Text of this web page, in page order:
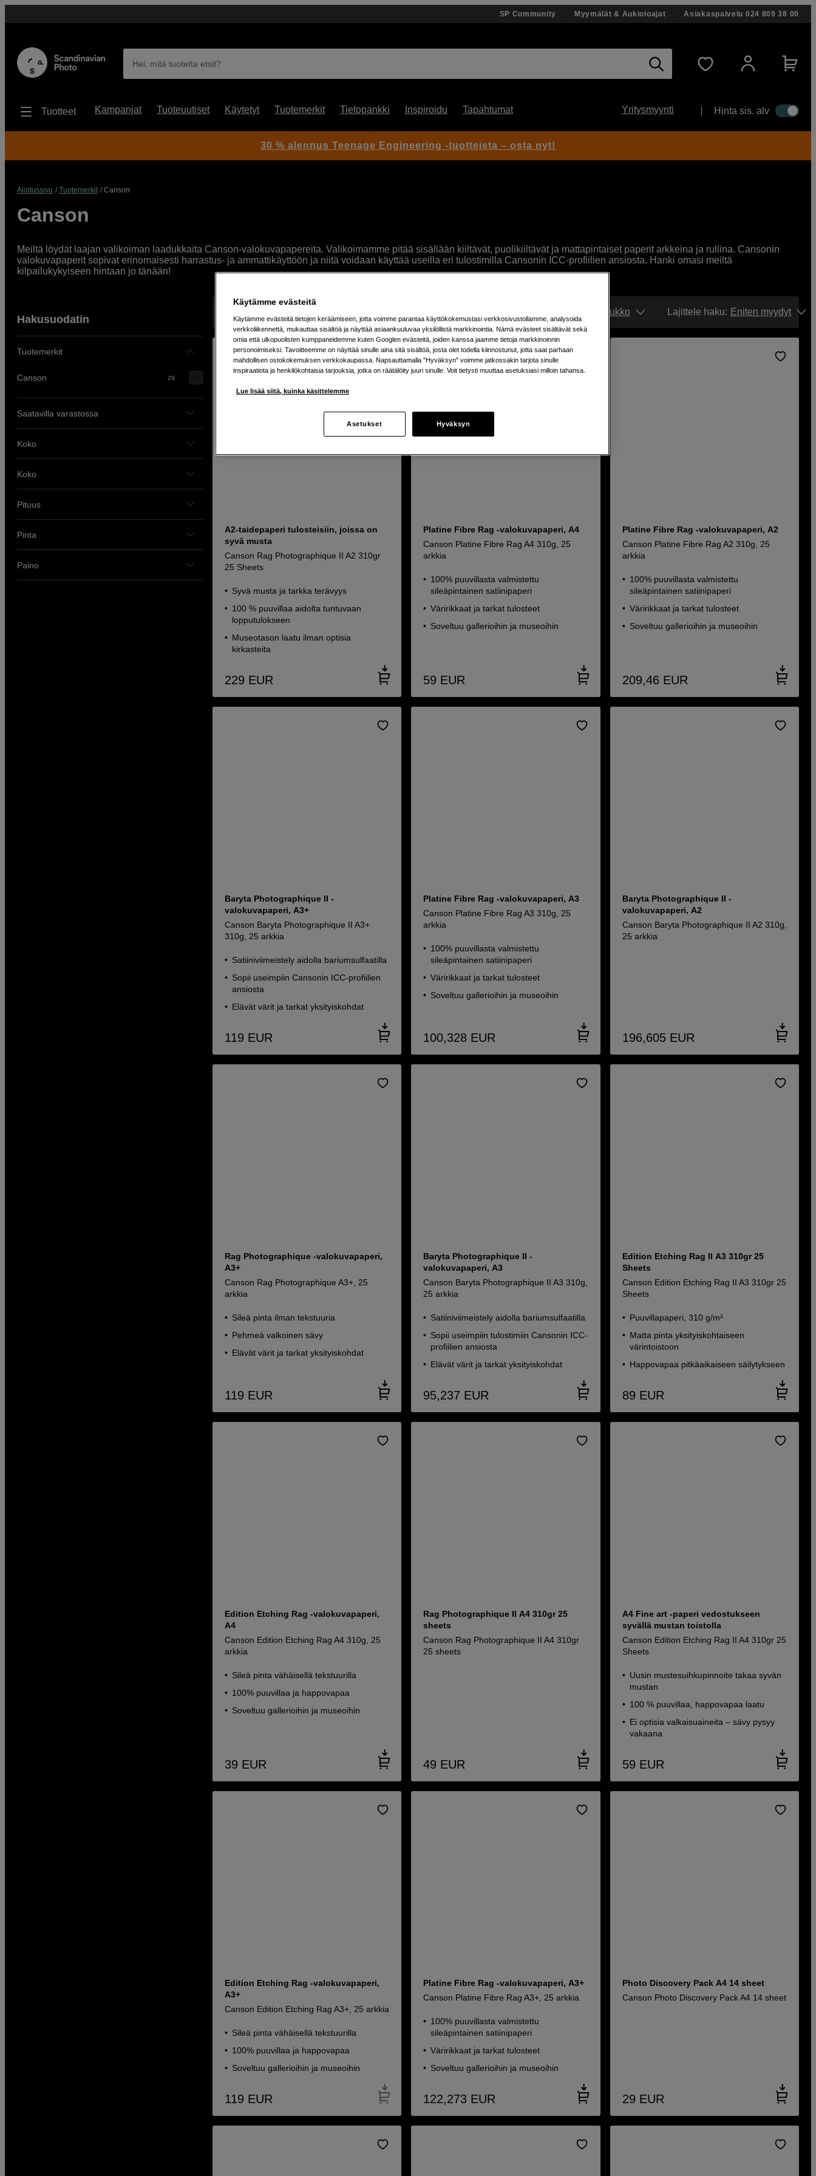
SP Community Myymälät & Aukioloajat Asiakaspalvelu 024 809 38 00
Hei, mitä tuotetta etsit?
Tuotteet Kampanjat Tuoteuutiset Käytetyt Tuotemerkit Tietopankki Inspiroidu Tapahtumat Yritysmyynti Hinta sis. alv
Aloitussivu Tuotemerkit Canson
Canson
Meiltä löydät laajan valikoiman laadukkaita Canson-valokuvapapereita. Valikoimamme pitää sisällään kiiltävät, puolikiiltävät ja mattapintaiset paperit arkkeina ja rullina. Cansonin
valokuvapaperit sopivat erinomaisesti harrastus- ja ammattikäyttöön ja niitä voidaan käyttää useilla eri tulostimilla Cansonin ICC-profiilien ansiosta. Hanki omasi meiltä
kilpailukykyiseen hintaan jo tänään!
Hakusuodatin
Tuotemerkit
Canson 29
Saatavilla varastossa
Koko
Koko
Pituus
Pinta
Paino
Ruudukko Lajittele haku: Eniten myydyt
A2-taidepaperi tulosteisiin, joissa on
syvä musta
Canson Rag Photographique II A2 310gr
25 Sheets
Syvä musta ja tarkka terävyys
100 % puuvillaa aidolta tuntuvaan
lopputulokseen
Museotason laatu ilman optisia
kirkasteita
229 EUR
Platine Fibre Rag -valokuvapaperi, A4
Canson Platine Fibre Rag A4 310g, 25
arkkia
100% puuvillasta valmistettu
sileäpintainen satiinipaperi
Väririkkaat ja tarkat tulosteet
Soveltuu gallerioihin ja museoihin
59 EUR
Platine Fibre Rag -valokuvapaperi, A2
Canson Platine Fibre Rag A2 310g, 25
arkkia
100% puuvillasta valmistettu
sileäpintainen satiinipaperi
Väririkkaat ja tarkat tulosteet
Soveltuu gallerioihin ja museoihin
209,46 EUR
Baryta Photographique II -
valokuvapaperi, A3+
Canson Baryta Photographique II A3+
310g, 25 arkkia
Satiiniviimeistely aidolla bariumsulfaatilla
Sopii useimpiin Cansonin ICC-profiilien
ansiosta
Elävät värit ja tarkat yksityiskohdat
119 EUR
Platine Fibre Rag -valokuvapaperi, A3
Canson Platine Fibre Rag A3 310g, 25
arkkia
100% puuvillasta valmistettu
sileäpintainen satiinipaperi
Väririkkaat ja tarkat tulosteet
Soveltuu gallerioihin ja museoihin
100,328 EUR
Baryta Photographique II -
valokuvapaperi, A2
Canson Baryta Photographique II A2 310g,
25 arkkia
196,605 EUR
Rag Photographique -valokuvapaperi,
A3+
Canson Rag Photographique A3+, 25
arkkia
Sileä pinta ilman tekstuuria
Pehmeä valkoinen sävy
Elävät värit ja tarkat yksityiskohdat
119 EUR
Baryta Photographique II -
valokuvapaperi, A3
Canson Baryta Photographique II A3 310g,
25 arkkia
Satiiniviimeistely aidolla bariumsulfaatilla
Sopii useimpiin tulostimiin Cansonin ICC-
profiilien ansiosta
Elävät värit ja tarkat yksityiskohdat
95,237 EUR
Edition Etching Rag II A3 310gr 25
Sheets
Canson Edition Etching Rag II A3 310gr 25
Sheets
Puuvillapaperi, 310 g/m²
Matta pinta yksityiskohtaiseen
värintoistoon
Happovapaa pitkäaikaiseen säilytykseen
89 EUR
Edition Etching Rag -valokuvapaperi,
A4
Canson Edition Etching Rag A4 310g, 25
arkkia
Sileä pinta vähäisellä tekstuurilla
100% puuvillaa ja happovapaa
Soveltuu gallerioihin ja museoihin
39 EUR
Rag Photographique II A4 310gr 25
sheets
Canson Rag Photographique II A4 310gr
25 sheets
49 EUR
A4 Fine art -paperi vedostukseen
syvällä mustan toistolla
Canson Edition Etching Rag II A4 310gr 25
Sheets
Uusin mustesuihkupinnoite takaa syvän
mustan
100 % puuvillaa, happovapaa laatu
Ei optisia valkaisuaineita – sävy pysyy
vakaana
59 EUR
Edition Etching Rag -valokuvapaperi,
A3+
Canson Edition Etching Rag A3+, 25 arkkia
Sileä pinta vähäisellä tekstuurilla
100% puuvillaa ja happovapaa
Soveltuu gallerioihin ja museoihin
119 EUR
Platine Fibre Rag -valokuvapaperi, A3+
Canson Platine Fibre Rag A3+, 25 arkkia
100% puuvillasta valmistettu
sileäpintainen satiinipaperi
Väririkkaat ja tarkat tulosteet
Soveltuu gallerioihin ja museoihin
122,273 EUR
Photo Discovery Pack A4 14 sheet
Canson Photo Discovery Pack A4 14 sheet
29 EUR
30 % alennus Teenage Engineering -tuotteista – osta nyt!
Käytämme evästeitä
Käytämme evästeitä tietojen keräämiseen, jotta voimme parantaa käyttökokemustasi verkkosivustollamme, analysoida
verkkoliikennettä, mukauttaa sisältöä ja näyttää asiaankuuluvaa yksilöllistä markkinointia. Nämä evästeet sisältävät sekä
omia että ulkopuolisten kumppaneidemme kuten Googlen evästeitä, joiden kanssa jaamme tietoja markkinoinnin
personoimiseksi. Tavoitteemme on näyttää sinulle aina sitä sisältöä, josta olet todella kiinnostunut, jotta saat parhaan
mahdollisen ostokokemuksen verkkokaupassa. Napsauttamalla "Hyväksyn" voimme jatkossakin tarjota sinulle
inspiraatiota ja henkilökohtaisia tarjouksia, jotka on räätälöity juuri sinulle. Voit tietysti muuttaa asetuksiasi milloin tahansa.
Lue lisää siitä, kuinka käsittelemme
Asetukset Hyväksyn